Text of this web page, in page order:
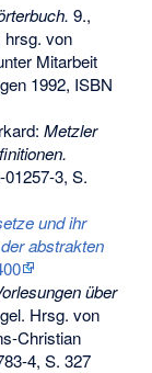
9.,
hrsg. von
Mitarbeit
1992, ISBN
Metzler
01257-3, S.
und ihr
abstrakten
über
Hrsg. von
Christian
4, S. 327